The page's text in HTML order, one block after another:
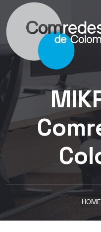
HOME